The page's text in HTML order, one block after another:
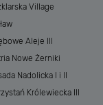
Village
Aleje III
Nowe Żerniki
Nadolicka I i II
Królewiecka III